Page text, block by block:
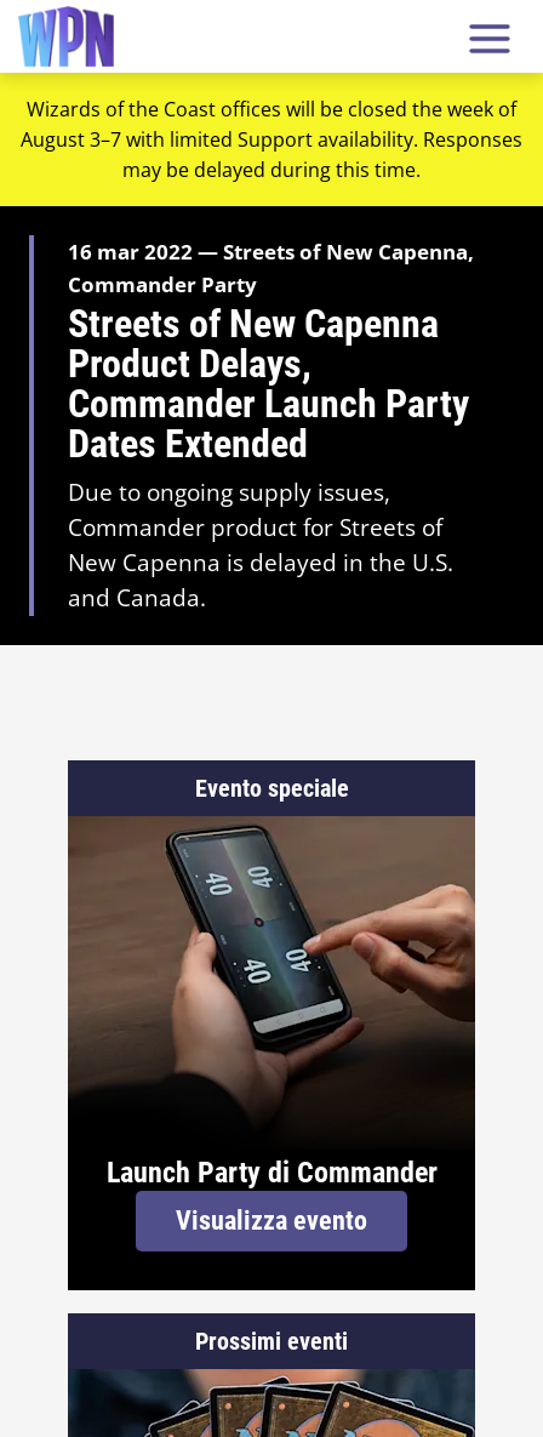
Wizards of the Coast offices will be closed the week of
August 3–7 with limited Support availability. Responses
may be delayed during this time.
16 mar 2022 — Streets of New Capenna,
Commander Party
Streets of New Capenna
Product Delays,
Commander Launch Party
Dates Extended
Due to ongoing supply issues,
Commander product for Streets of
New Capenna is delayed in the U.S.
and Canada.
Evento speciale
Launch Party di Commander
Visualizza evento
Prossimi eventi